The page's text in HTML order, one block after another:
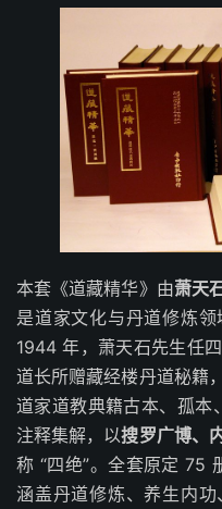
本套《道藏精华》由萧天
是道家文化与丹道修炼
1944 年，萧天石先生任
道长所赠藏经楼丹道秘籍
道家道教典籍古本、孤
注释集解，以搜罗广博、
称 “四绝”。全套原定 75
涵盖丹道修炼、养生内